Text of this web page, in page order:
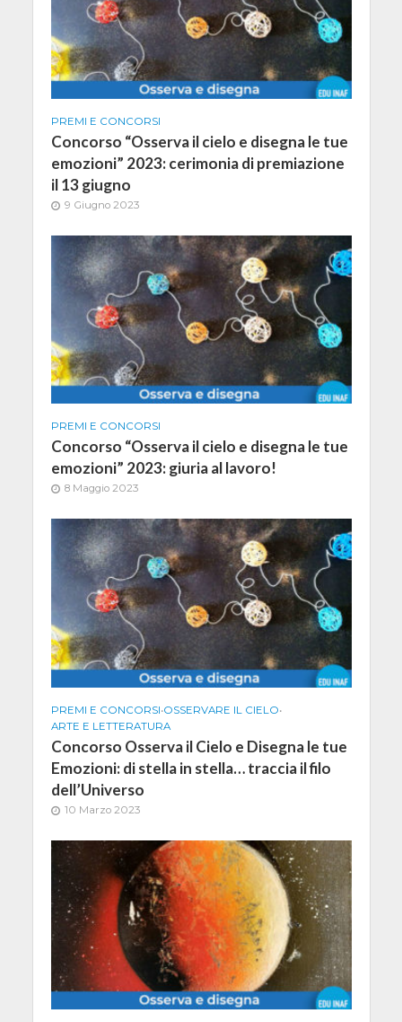
PREMI E CONCORSI
Concorso “Osserva il cielo e disegna le tue
emozioni” 2023: cerimonia di premiazione
il 13 giugno
9 Giugno 2023
PREMI E CONCORSI
Concorso “Osserva il cielo e disegna le tue
emozioni” 2023: giuria al lavoro!
8 Maggio 2023
PREMI E CONCORSI•OSSERVARE IL CIELO•
ARTE E LETTERATURA
Concorso Osserva il Cielo e Disegna le tue
Emozioni: di stella in stella… traccia il filo
dell’Universo
10 Marzo 2023